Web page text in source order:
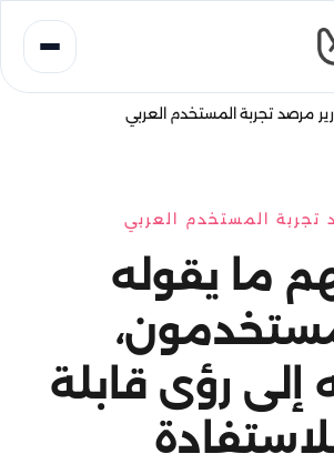
مرصد تجربة المستخدم العربي
تجربة المستخدم العربي
ما يقوله
إلى رؤى قابلة